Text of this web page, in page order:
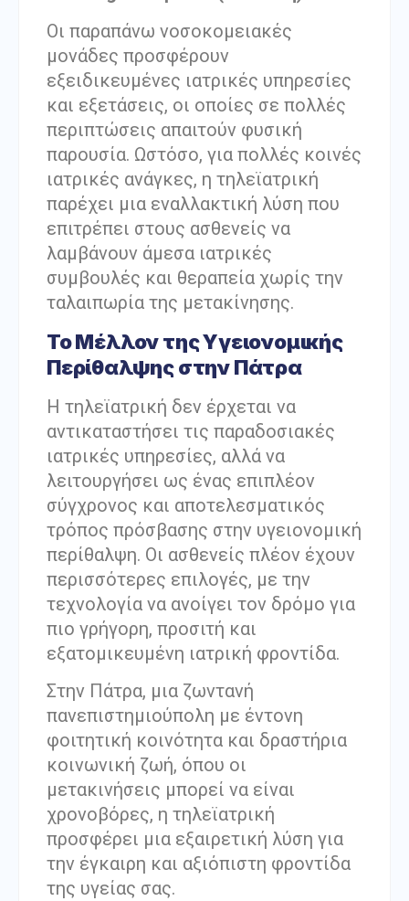
Οι παραπάνω νοσοκομειακές
μονάδες προσφέρουν
εξειδικευμένες ιατρικές υπηρεσίες
και εξετάσεις, οι οποίες σε πολλές
περιπτώσεις απαιτούν φυσική
παρουσία. Ωστόσο, για πολλές κοινές
ιατρικές ανάγκες, η τηλεϊατρική
παρέχει μια εναλλακτική λύση που
επιτρέπει στους ασθενείς να
λαμβάνουν άμεσα ιατρικές
συμβουλές και θεραπεία χωρίς την
ταλαιπωρία της μετακίνησης.
Το Μέλλον της Υγειονομικής
Περίθαλψης στην Πάτρα
Η τηλεϊατρική δεν έρχεται να
αντικαταστήσει τις παραδοσιακές
ιατρικές υπηρεσίες, αλλά να
λειτουργήσει ως ένας επιπλέον
σύγχρονος και αποτελεσματικός
τρόπος πρόσβασης στην υγειονομική
περίθαλψη. Οι ασθενείς πλέον έχουν
περισσότερες επιλογές, με την
τεχνολογία να ανοίγει τον δρόμο για
πιο γρήγορη, προσιτή και
εξατομικευμένη ιατρική φροντίδα.
Στην Πάτρα, μια ζωντανή
πανεπιστημιούπολη με έντονη
φοιτητική κοινότητα και δραστήρια
κοινωνική ζωή, όπου οι
μετακινήσεις μπορεί να είναι
χρονοβόρες, η τηλεϊατρική
προσφέρει μια εξαιρετική λύση για
την έγκαιρη και αξιόπιστη φροντίδα
της υγείας σας.